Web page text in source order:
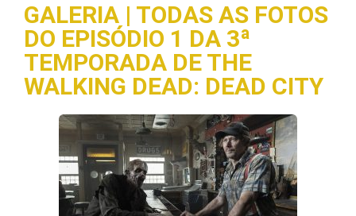
GALERIA | TODAS AS FOTOS
DO EPISÓDIO 1 DA 3ª
TEMPORADA DE THE
WALKING DEAD: DEAD CITY